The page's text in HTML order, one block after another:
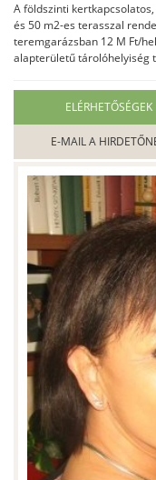
A földszinti
és 50 m2-es terasszal
teremgarázsban 12 M Ft/
alapterületű tárolóhelyiség
ELÉRHETŐSÉGEK
E-MAIL A